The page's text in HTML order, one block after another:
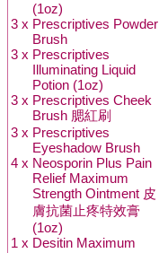
(1oz)
3 x Prescriptives Powder
Brush
3 x Prescriptives
Illuminating Liquid
Potion (1oz)
3 x Prescriptives Cheek
Brush 腮紅刷
3 x Prescriptives
Eyeshadow Brush
4 x Neosporin Plus Pain
Relief Maximum
Strength Ointment 皮
膚抗菌止疼特效膏
(1oz)
1 x Desitin Maximum